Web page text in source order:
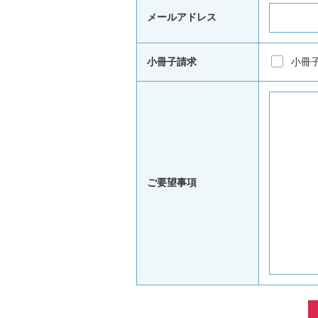
メールアドレス
小冊子請求 小冊
ご要望事項